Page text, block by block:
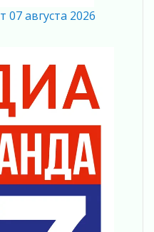
жителей перед
жителям
неоплаченных
августа 2026